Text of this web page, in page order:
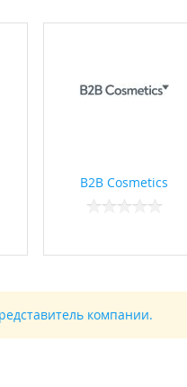
B2B Cosmetics
компании.